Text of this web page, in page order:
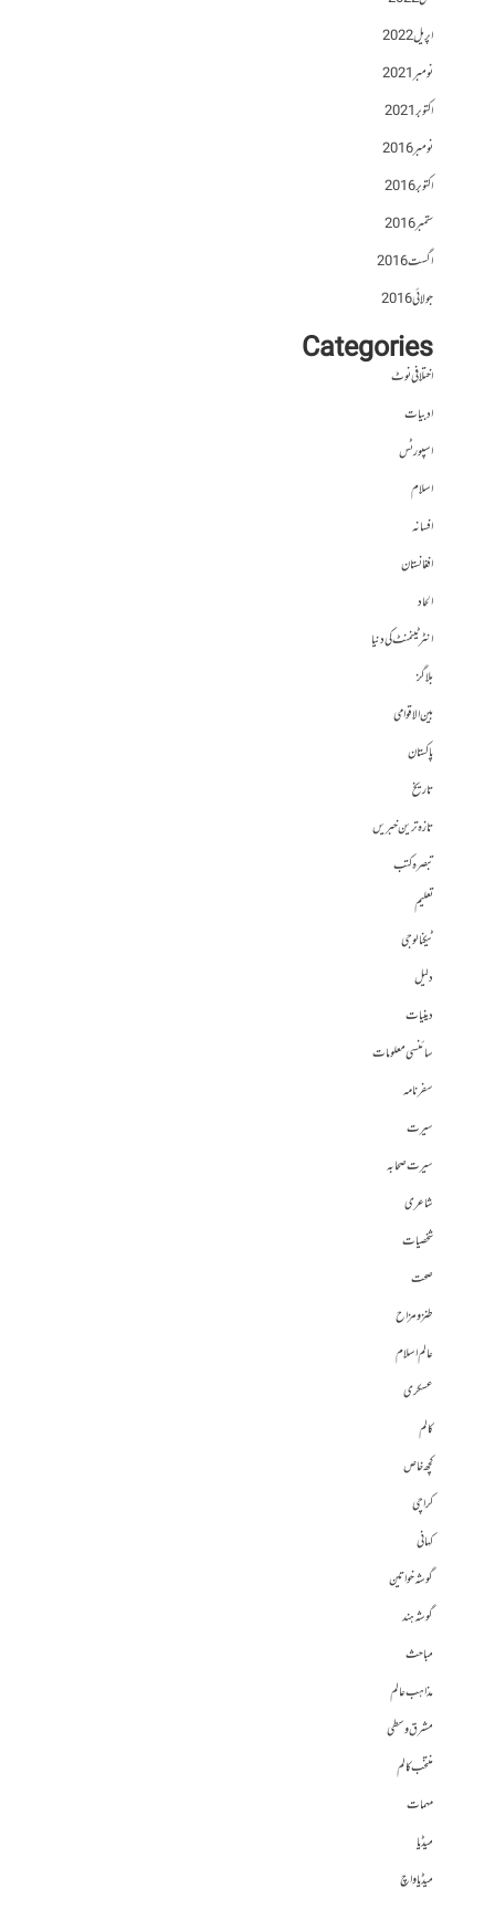
اپریل 2022
نومبر 2021
اکتوبر 2021
نومبر 2016
اکتوبر 2016
ستمبر 2016
اگست 2016
جولائی 2016
Categories
اختلافی نوٹ
ادبیات
اسپورٹس
اسلام
افسانہ
افغانستان
الحاد
انٹرٹینمنٹ کی دنیا
بلاگز
بین الاقوامی
پاکستان
تاریخ
تازہ ترین خبریں
تبصرہ کتب
تعلیم
ٹیکنالوجی
دلیل
دینیات
سائنسی معلومات
سفرنامہ
سیرت
سیرت صحابہ
شاعری
شخصیات
صحت
طنز و مزاح
عالم اسلام
عسکری
کالم
کچھ خاص
کراچی
کہانی
گوشہ خواتین
گوشہ ہند
مباحث
مذاہب عالم
مشرق وسطی
منتخب کالم
مہمات
میڈیا
میڈیا واچ